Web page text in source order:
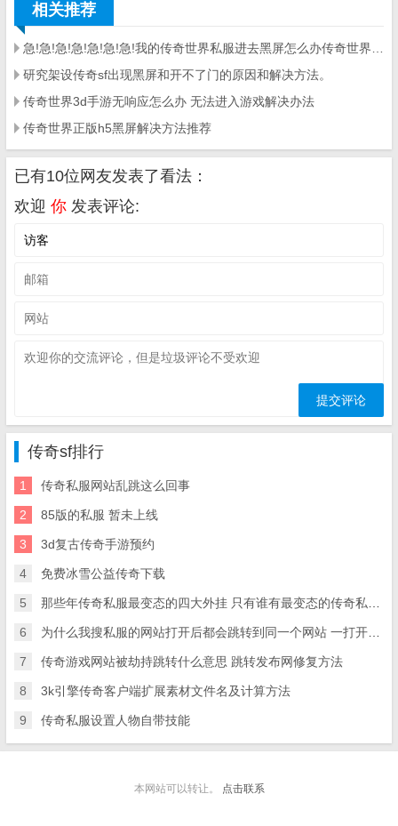
相关推荐
研究架设传奇sf出现黑屏和开不了门的原因和解决方法。
传奇世界3d手游无响应怎么办 无法进入游戏解决办法
传奇世界正版h5黑屏解决方法推荐
已有10位网友发表了看法：
欢迎 你 发表评论:
传奇sf排行
1 传奇私服网站乱跳这么回事
2 85版的私服 暂未上线
3 3d复古传奇手游预约
4 免费冰雪公益传奇下载
5 那些年传奇私服最变态的四大外挂 只有谁有最变态的传奇私服装备多骨灰级玩家 没有遇到过
6 为什么我搜私服的网站打开后都会跳转到同一个网站 一打开会自动跳转成同一个小站 求大神救命【网络技
7 传奇游戏网站被劫持跳转什么意思 跳转发布网修复方法
8 3k引擎传奇客户端扩展素材文件名及计算方法
9 传奇私服设置人物自带技能
本网站可以转让。 点击联系